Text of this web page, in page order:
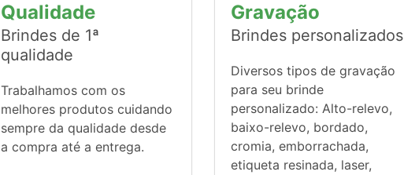
Qualidade
Brindes de 1ª
qualidade
Trabalhamos com os
melhores produtos cuidando
sempre da qualidade desde
a compra até a entrega.
Gravação
Brindes personalizados
Diversos tipos de gravação
para seu brinde
personalizado: Alto-relevo,
baixo-relevo, bordado,
cromia, emborrachada,
etiqueta resinada, laser,